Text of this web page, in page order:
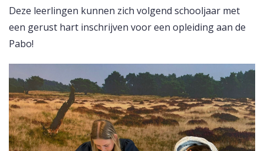
Deze leerlingen kunnen zich volgend schooljaar met
een gerust hart inschrijven voor een opleiding aan de
Pabo!